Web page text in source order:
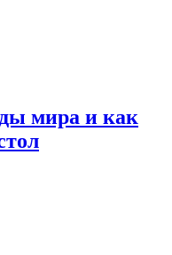
мира и как